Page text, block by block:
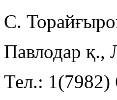
С.
Павлодар қ.,
Тел.: 1(7982)